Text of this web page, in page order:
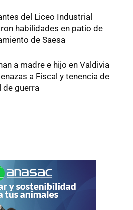
del Liceo Industrial
habilidades en patio de
de Saesa
a madre e hijo en Valdivia
a Fiscal y tenencia de
de guerra